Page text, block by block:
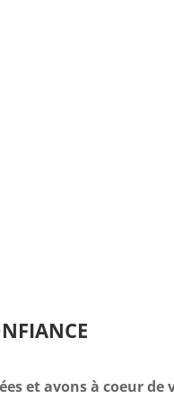
et avons à coeur de